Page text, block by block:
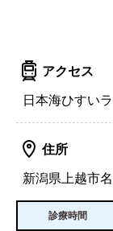
アクセス
日本海ひすい
住所
新潟県上越市
診療時間